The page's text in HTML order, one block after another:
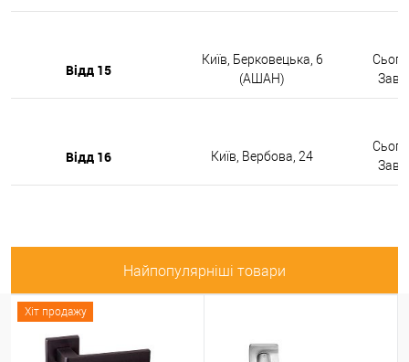
Відд 15
Київ, Берковецька, 6
(АШАН)
Відд 16 Київ, Вербова, 24
Найпопулярніші товари
Хіт продажу